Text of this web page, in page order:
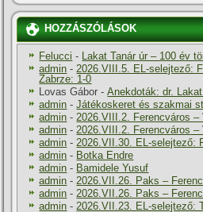
HOZZÁSZÓLÁSOK
Felucci - Lakat Tanár úr – 100 év
admin - 2026.VIII.5. EL-selejtező:
Zabrze: 1-0
Lovas Gábor -Anekdoták: dr.
admin -Játékoskeret és szakmai
admin - 2026.VIII.2. Ferencváros –
admin - 2026.VIII.2. Ferencváros –
admin - 2026.VII.30. EL-selejtező:
admin - Botka Endre
admin - Bamidele Yusuf
admin - 2026.VII.26. Paks –
admin - 2026.VII.26. Paks –
admin - 2026.VII.23. EL-selejtező: